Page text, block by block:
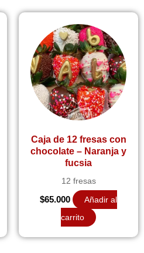
Caja de 12 fresas con
chocolate – Naranja y
fucsia
12 fresas
$65.000
Añadir al
carrito